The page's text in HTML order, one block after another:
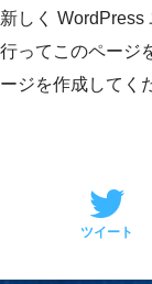
新しく WordPress
行ってこのページ
ージを作成してく
ツイート